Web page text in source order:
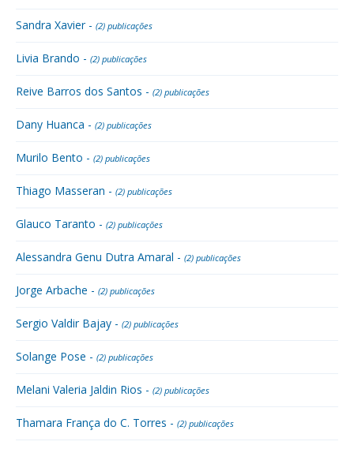
Sandra Xavier - (2) publicações
Livia Brando - (2) publicações
Reive Barros dos Santos - (2) publicações
Dany Huanca - (2) publicações
Murilo Bento - (2) publicações
Thiago Masseran - (2) publicações
Glauco Taranto - (2) publicações
Alessandra Genu Dutra Amaral - (2) publicações
Jorge Arbache - (2) publicações
Sergio Valdir Bajay - (2) publicações
Solange Pose - (2) publicações
Melani Valeria Jaldin Rios - (2) publicações
Thamara França do C. Torres - (2) publicações